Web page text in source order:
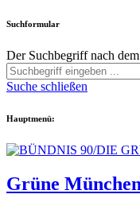
Suchformular
Der Suchbegriff nach
Suche schließen
Hauptmenü:
Grüne München